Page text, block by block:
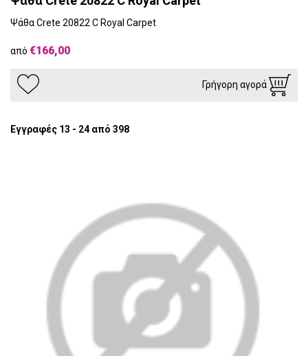
Ψάθα Crete 20822 C Royal Carpet
από €166,00
Γρήγορη αγορά
Εγγραφές 13 - 24 από 398